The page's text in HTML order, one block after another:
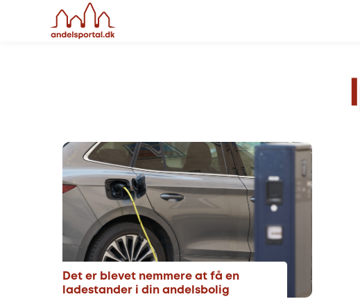
Det er blevet nemmere at få en
ladestander i din andelsbolig